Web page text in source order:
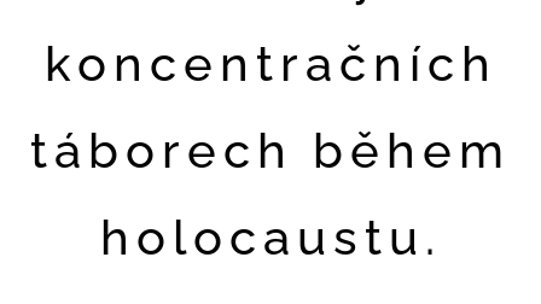
koncentračních
táborech během
holocaustu.